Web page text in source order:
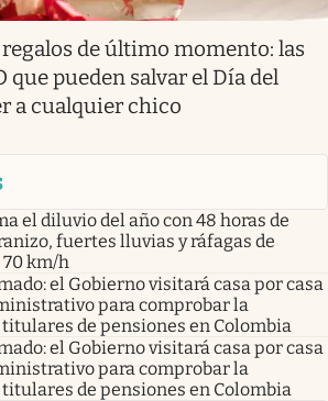
de último momento: las
que pueden salvar el Día del
a cualquier chico
el diluvio del año con 48 horas de
fuertes lluvias y ráfagas de
70 km/h
el Gobierno visitará casa por casa
para comprobar la
de pensiones en Colombia
el Gobierno visitará casa por casa
para comprobar la
de pensiones en Colombia